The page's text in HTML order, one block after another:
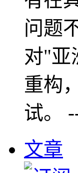
问题
对"亚
重构
试。
文章